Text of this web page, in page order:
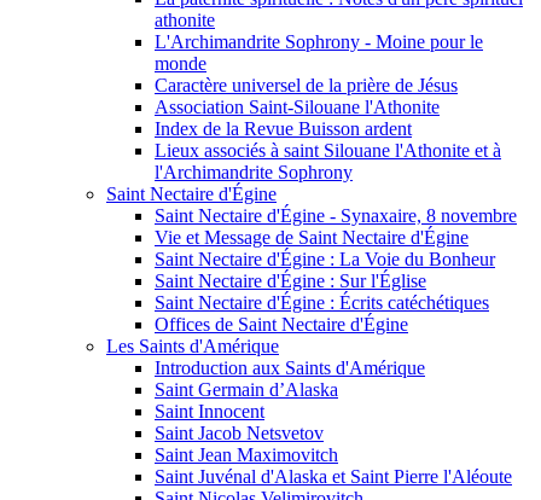
athonite
L'Archimandrite Sophrony - Moine pour le
monde
Caractère universel de la prière de Jésus
Association Saint-Silouane l'Athonite
Index de la Revue Buisson ardent
Lieux associés à saint Silouane l'Athonite et à
l'Archimandrite Sophrony
Saint Nectaire d'Égine
Saint Nectaire d'Égine - Synaxaire, 8 novembre
Vie et Message de Saint Nectaire d'Égine
Saint Nectaire d'Égine : La Voie du Bonheur
Saint Nectaire d'Égine : Sur l'Église
Saint Nectaire d'Égine : Écrits catéchétiques
Offices de Saint Nectaire d'Égine
Les Saints d'Amérique
Introduction aux Saints d'Amérique
Saint Germain d’Alaska
Saint Innocent
Saint Jacob Netsvetov
Saint Jean Maximovitch
Saint Juvénal d'Alaska et Saint Pierre l'Aléoute